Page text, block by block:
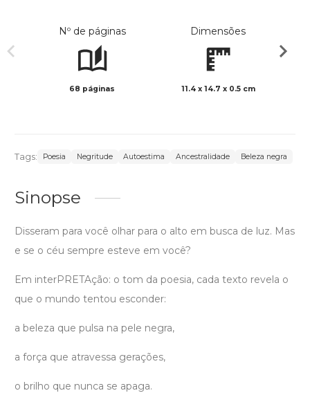
Nº de páginas
68 páginas
Dimensões
11.4 x 14.7 x 0.5 cm
Tags: Poesia Negritude Autoestima Ancestralidade Beleza negra
Sinopse
Disseram para você olhar para o alto em busca de luz. Mas
e se o céu sempre esteve em você?
Em interPRETAção: o tom da poesia, cada texto revela o
que o mundo tentou esconder:
a beleza que pulsa na pele negra,
a força que atravessa gerações,
o brilho que nunca se apaga.